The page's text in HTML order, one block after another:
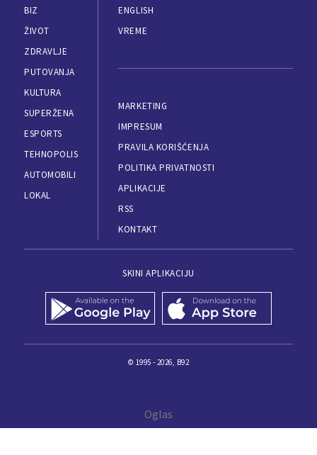
BIZ
ŽIVOT
ZDRAVLJE
PUTOVANJA
KULTURA
SUPERŽENA
ESPORTS
TEHNOPOLIS
AUTOMOBILI
LOKAL
ENGLISH
VREME
MARKETING
IMPRESUM
PRAVILA KORIŠĆENJA
POLITIKA PRIVATNOSTI
APLIKACIJE
RSS
KONTAKT
SKINI APLIKACIJU
© 1995 - 2026, B92